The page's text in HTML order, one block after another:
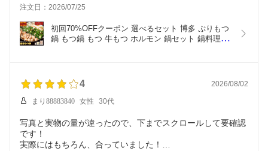
注文日：2026/07/25
初回70%OFFクーポン 選べるセット 博多 ぷりもつ
鍋 もつ鍋 もつ 牛もつ ホルモン 鍋セット 鍋料理 冷
4 2026/08/02
まり88883840 女性 30代
写真と実物の量が違ったので、下までスクロールして要確認
です！
実際にはもちろん、合っていました！